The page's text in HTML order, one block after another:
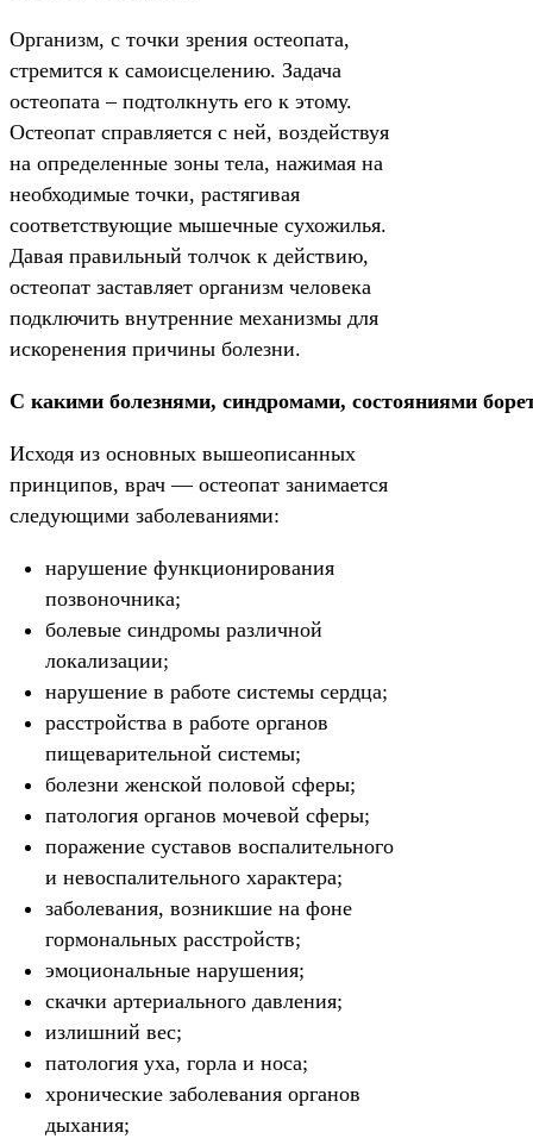
Организм, с точки зрения остеопата,
стремится к самоисцелению. Задача
остеопата – подтолкнуть его к этому.
Остеопат справляется с ней, воздействуя
на определенные зоны тела, нажимая на
необходимые точки, растягивая
соответствующие мышечные сухожилья.
Давая правильный толчок к действию,
остеопат заставляет организм человека
подключить внутренние механизмы для
искоренения причины болезни.
С какими болезнями, синдромами, состояниями
Исходя из основных вышеописанных
принципов, врач — остеопат занимается
следующими заболеваниями:
нарушение функционирования
позвоночника;
болевые синдромы различной
локализации;
нарушение в работе системы сердца;
расстройства в работе органов
пищеварительной системы;
болезни женской половой сферы;
патология органов мочевой сферы;
поражение суставов воспалительного
и невоспалительного характера;
заболевания, возникшие на фоне
гормональных расстройств;
эмоциональные нарушения;
скачки артериального давления;
излишний вес;
патология уха, горла и носа;
хронические заболевания органов
дыхания;